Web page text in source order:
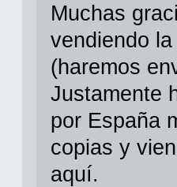
Muchas
vendiendo
(haremos
Justamente
por España
copias y
aquí.